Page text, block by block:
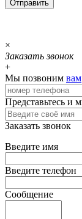
×
Заказать звонок
+
Мы позвоним вам
Представьтесь и
Заказать звонок
Введите имя
Введите телефон
Сообщение